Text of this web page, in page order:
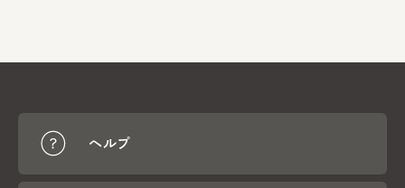
ヘルプ